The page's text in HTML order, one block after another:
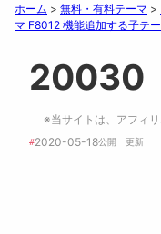
ホーム > 無料・有料テーマ >
マ F8012 機能追加する子テ
20030
※当サイトは、アフィ
#2020-05-18公開 更新